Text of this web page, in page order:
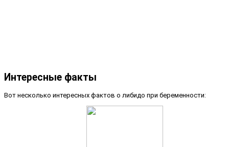
Интересные факты
Вот несколько интересных фактов о либидо при беременности: